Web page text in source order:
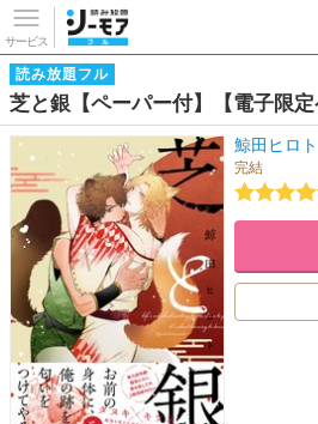
サービス
読み放題フル
芝と銀【ペーパー付】【電子限定
鯨田ヒロト
完結